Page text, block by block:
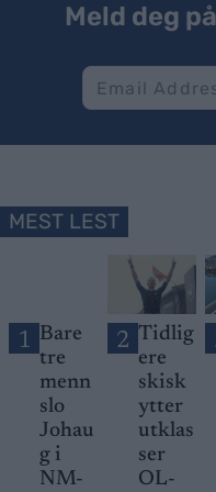
Meld deg
MEST LEST
1 Bare
tre
menn
slo
Johau
g i
NM-
2 Tidlig
ere
skisk
ytter
utklas
ser
OL-